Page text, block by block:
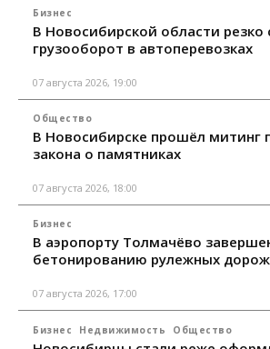
Бизнес
В Новосибирской области резко
грузооборот в автоперевозках
07 августа 2026, 19:00
Общество
В Новосибирске прошёл митинг
закона о памятниках
07 августа 2026, 18:00
Бизнес
В аэропорту Толмачёво
бетонированию рулежных
07 августа 2026, 17:00
Бизнес Недвижимость Общество